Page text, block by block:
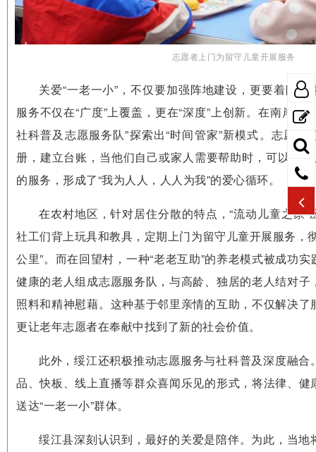
志愿者上门为留守儿童开展服务
关爱“一老一小”，不仅要加强阵地建设，更要着眼
服务不仅在“广度”上覆盖，更在“深度”上创新。在南岸镇
社科普及志愿服务队”探索出“时间管家”新模式。志愿者
册，建立台账，当他们自己或家人需要帮助时，可以“支
的服务，形成了“我为人人，人人为我”的爱心循环。
在农村地区，针对居住分散的特点，“流动儿童之家
社工们背上玩具和教具，定期上门为留守儿童开展服务，
公里”。而在回望村，一种“老老互助”的养老模式被成功
健康的老人组成志愿服务队，与高龄、独居的老人结对
照料和精神慰藉。这种基于邻里亲情的互助，不仅解决
更让老年志愿者在奉献中找到了新的社会价值。
此外，绥江还积极推动志愿服务与社科普及深度融合
品、快板、线上直播等群众喜闻乐见的形式，将法律、
送达“一老一小”群体。
绥江县深刻认识到，最好的关爱是陪伴。为此，当地